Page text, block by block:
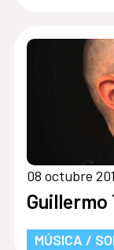
08 octubre
MÚSICA /